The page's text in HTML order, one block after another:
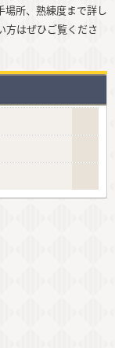
場所、熟練度まで詳し
方はぜひご覧くださ